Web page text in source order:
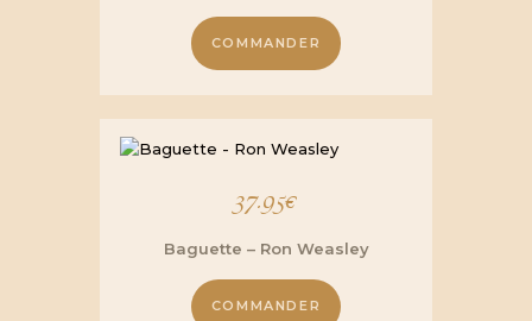
COMMANDER
37.95€
Baguette – Ron Weasley
COMMANDER